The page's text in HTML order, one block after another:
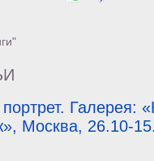
Галерея:
Москва, 26.10-